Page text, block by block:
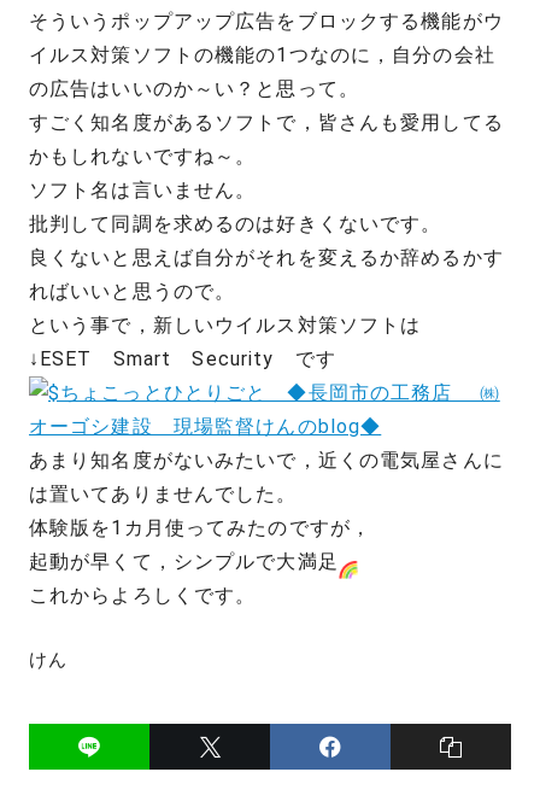
そういうポップアップ広告をブロックする機能がウ
イルス対策ソフトの機能の1つなのに，自分の会社
の広告はいいのか～い？と思って。
すごく知名度があるソフトで，皆さんも愛用してる
かもしれないですね～。
ソフト名は言いません。
批判して同調を求めるのは好きくないです。
良くないと思えば自分がそれを変えるか辞めるかす
ればいいと思うので。
という事で，新しいウイルス対策ソフトは
↓ESET Smart Security です
あまり知名度がないみたいで，近くの電気屋さんに
は置いてありませんでした。
体験版を1カ月使ってみたのですが，
起動が早くて，シンプルで大満足
これからよろしくです。
けん